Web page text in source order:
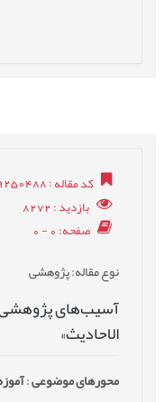
کد مقاله: 13990809250488
بازدید: 8272
صفحه: 0 - 0
نوع مقاله: پژوهشی
آسیب‌‌های پژوهشی
الاحادیث»
محورهای موضوعی: